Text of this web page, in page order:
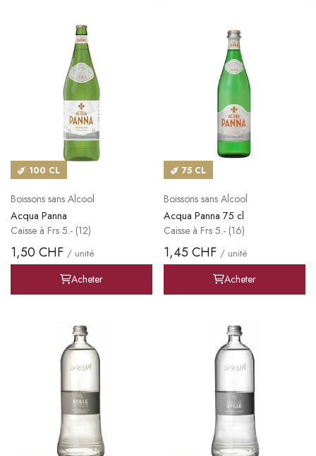
100 CL
Boissons sans Alcool
Acqua Panna
Caisse à Frs 5.- (12)
1,50 CHF / unité
Acheter
75 CL
Boissons sans Alcool
Acqua Panna 75 cl
Caisse à Frs 5.- (16)
1,45 CHF / unité
Acheter